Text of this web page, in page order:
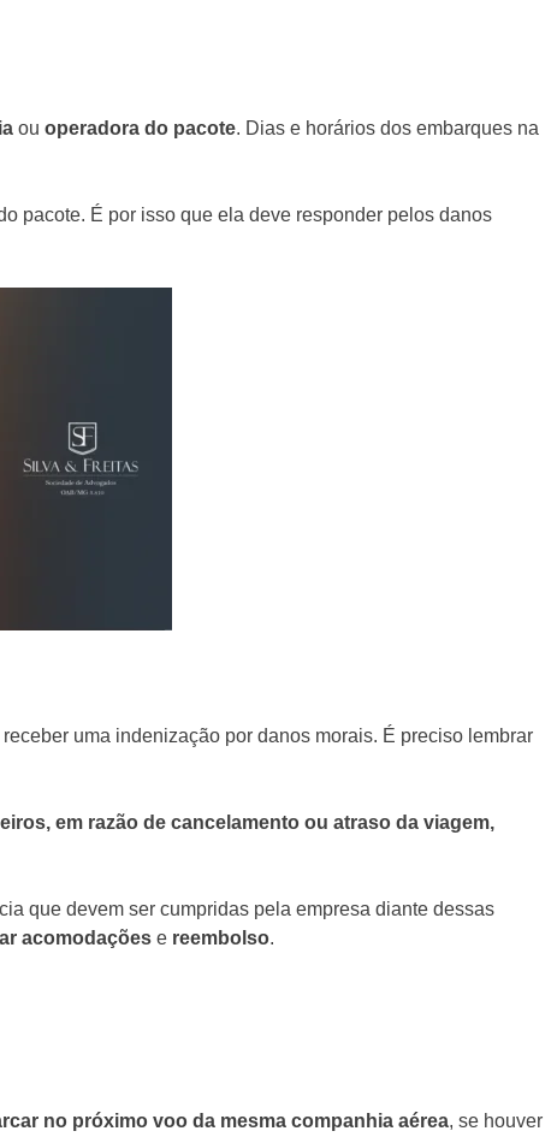
ou operadora do pacote. Dias e horários dos embarques na
pacote. É por isso que ela deve responder pelos danos
uma indenização por danos morais. É preciso lembrar
em razão de cancelamento ou atraso da viagem,
que devem ser cumpridas pela empresa diante dessas
acomodações e reembolso.
no próximo voo da mesma companhia aérea, se houver